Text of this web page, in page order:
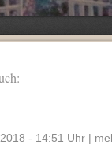
- 14:51 Uhr |